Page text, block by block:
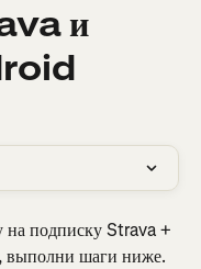
и
подписку Strava +
выполни шаги ниже.